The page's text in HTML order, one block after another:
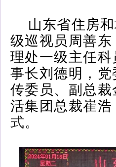
山东省住房
级巡视员周善
理处一级主任
事长刘德明，
传委员、副总
活集团总裁崔
式。